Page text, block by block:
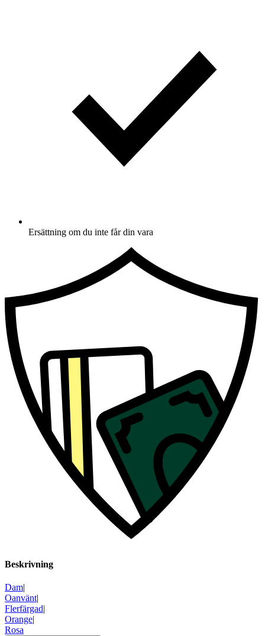
Ersättning om du inte får din vara
Beskrivning
Dam|
Oanvänt|
Flerfärgad|
Orange|
Rosa